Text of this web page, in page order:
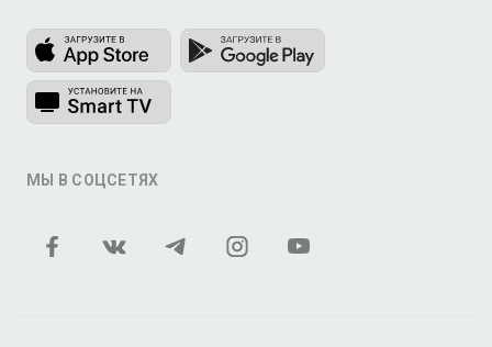
МЫ В СОЦСЕТЯХ